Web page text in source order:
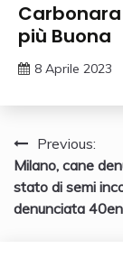
più Buona
8 Aprile 2023
articoli
Previous:
Milano, cane
stato di semi
denunciata